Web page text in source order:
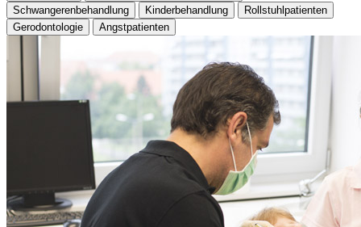
Schwangerenbehandlung
Kinderbehandlung
Rollstuhlpatienten
Gerodontologie
Angstpatienten